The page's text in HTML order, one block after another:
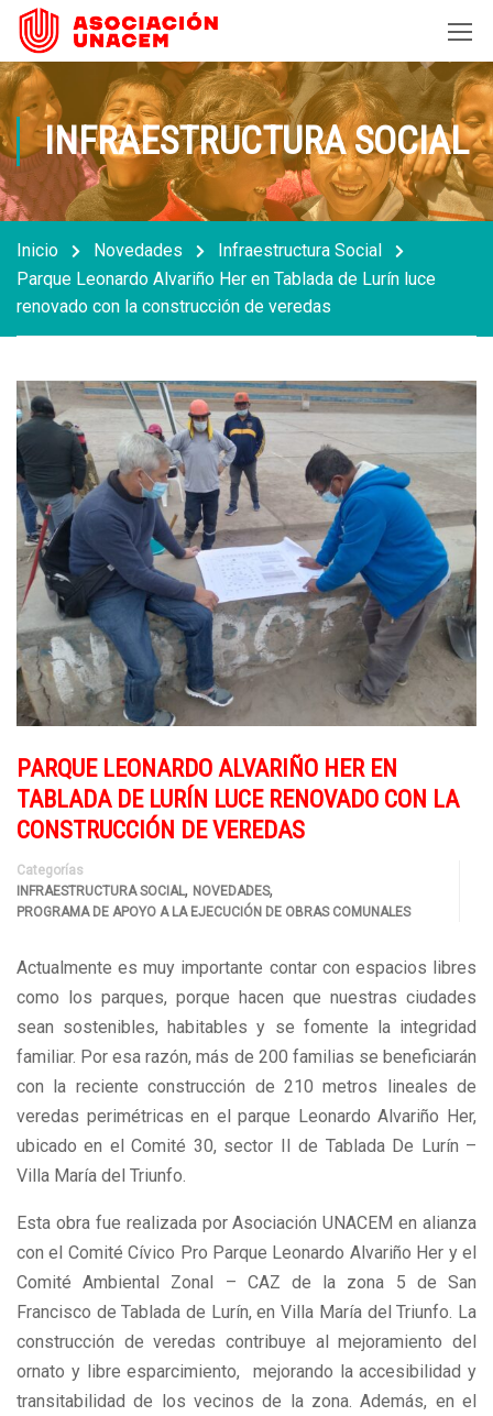
INFRAESTRUCTURA SOCIAL
Inicio Novedades
Infraestructura Social
Parque Leonardo Alvariño Her en Tablada de Lurín luce
renovado con la construcción de veredas
PARQUE LEONARDO ALVARIÑO HER EN
TABLADA DE LURÍN LUCE RENOVADO CON LA
CONSTRUCCIÓN DE VEREDAS
Categorías
INFRAESTRUCTURA SOCIAL, NOVEDADES,
PROGRAMA DE APOYO A LA EJECUCIÓN DE OBRAS COMUNALES
Actualmente es muy importante contar con espacios libres
como los parques, porque hacen que nuestras ciudades
sean sostenibles, habitables y se fomente la integridad
familiar. Por esa razón, más de 200 familias se beneficiarán
con la reciente construcción de 210 metros lineales de
veredas perimétricas en el parque Leonardo Alvariño Her,
ubicado en el Comité 30, sector II de Tablada De Lurín –
Villa María del Triunfo.
Esta obra fue realizada por Asociación UNACEM en alianza
con el Comité Cívico Pro Parque Leonardo Alvariño Her y el
Comité Ambiental Zonal – CAZ de la zona 5 de San
Francisco de Tablada de Lurín, en Villa María del Triunfo. La
construcción de veredas contribuye al mejoramiento del
ornato y libre esparcimiento, mejorando la accesibilidad y
transitabilidad de los vecinos de la zona. Además, en el